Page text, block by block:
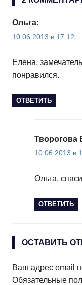
Ольга:
10.06.2013 в 17:12
Елена,
понравился.
ОТВЕТИТЬ
Творогова
10.06.2013 в
Ольга,
ОТВЕТИТЬ
ОСТАВИТЬ
Ваш адрес email
Обязательные